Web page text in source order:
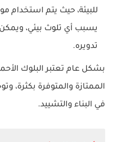
للبيئة، حيث يتم استخدام
يسبب أي تلوث بيئي،
تدويره.
بشكل عام تعتبر البلوك
الممتازة والمتوفرة بكثرة،
في البناء والتشييد.